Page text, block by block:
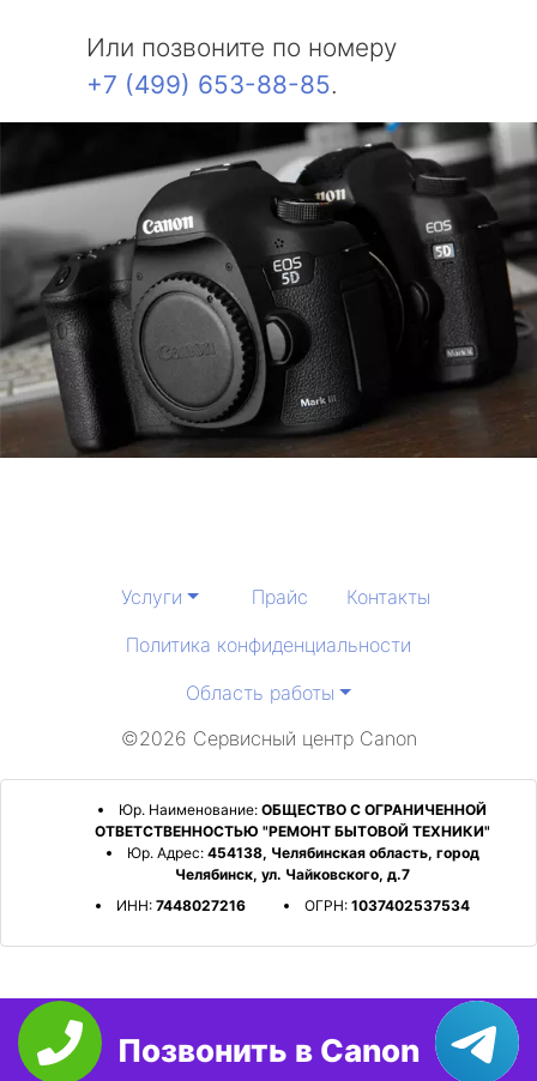
Или позвоните по номеру
+7 (499) 653-88-85.
Услуги Прайс
Контакты
Политика конфиденциальности
Область работы
©2026 Сервисный центр Canon
Юр. Наименование: ОБЩЕСТВО С ОГРАНИЧЕННОЙ
ОТВЕТСТВЕННОСТЬЮ "РЕМОНТ БЫТОВОЙ ТЕХНИКИ"
Юр. Адрес:454138, Челябинская область, город
Челябинск, ул. Чайковского, д.7
ИНН: 7448027216 ОГРН: 1037402537534
Позвонить в Canon